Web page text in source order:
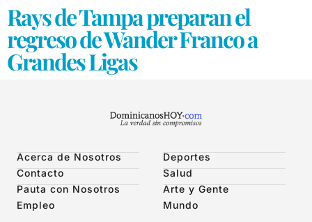
Rays de Tampa preparan el
regreso de Wander Franco a
Grandes Ligas
Acerca de Nosotros
Contacto
Pauta con Nosotros
Empleo
Deportes
Salud
Arte y Gente
Mundo